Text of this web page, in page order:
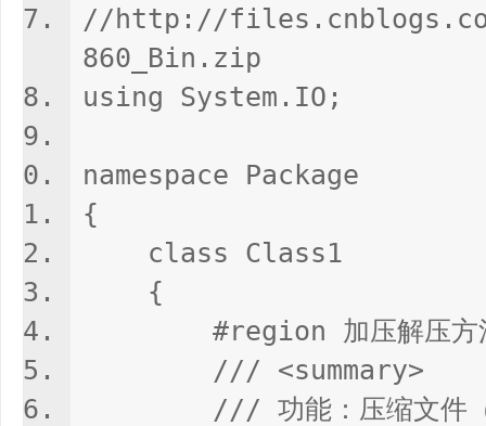
//http://
860_Bin.zip
using System.IO;
namespace Package
{
class Class1
{
#region 加压解压方
/// <summary>
/// 功能：压缩文件（暂时